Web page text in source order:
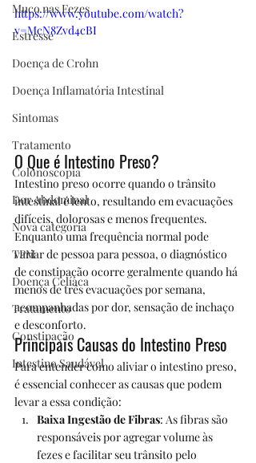
Muco nas Fezes
Estresse
Doença de Crohn
Doença Inflamatória Intestinal
Sintomas
Tratamento
Colonoscopia
Dor Abdominal
Nova categoria
TPM
Doença Celíaca
Tratamento
Constipação
Intestino Saudável
https://www.youtube.com/watch?
v=McN8Zvd4cBI
O Que é Intestino Preso?
Intestino preso ocorre quando o trânsito
intestinal é lento, resultando em evacuações
difíceis, dolorosas e menos frequentes.
Enquanto uma frequência normal pode
variar de pessoa para pessoa, o diagnóstico
de constipação ocorre geralmente quando há
menos de três evacuações por semana,
acompanhadas por dor, sensação de inchaço
e desconforto.
Principais Causas do Intestino Preso
Para entender como aliviar o intestino preso,
é essencial conhecer as causas que podem
levar a essa condição:
Baixa Ingestão de Fibras: As fibras são
responsáveis por agregar volume às
fezes e facilitar seu trânsito pelo